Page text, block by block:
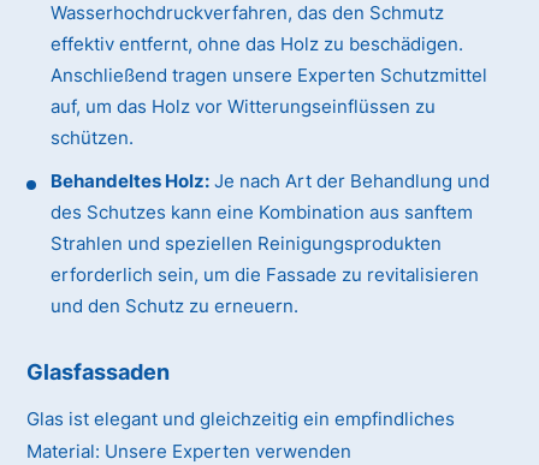
Wasserhochdruckverfahren, das den Schmutz
effektiv entfernt, ohne das Holz zu beschädigen.
Anschließend tragen unsere Experten Schutzmittel
auf, um das Holz vor Witterungseinflüssen zu
schützen.
Behandeltes Holz: Je nach Art der Behandlung und
des Schutzes kann eine Kombination aus sanftem
Strahlen und speziellen Reinigungsprodukten
erforderlich sein, um die Fassade zu revitalisieren
und den Schutz zu erneuern.
Glasfassaden
Glas ist elegant und gleichzeitig ein empfindliches
Material: Unsere Experten verwenden